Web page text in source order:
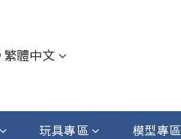
繁體中文
玩具專區 模型專區